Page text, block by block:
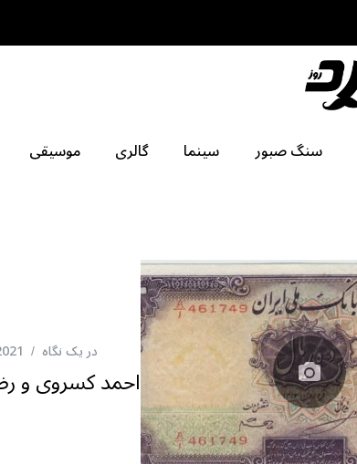
سنگ صبور سینما گالری موسیقی
در یک نگاه
احمد کسروی و